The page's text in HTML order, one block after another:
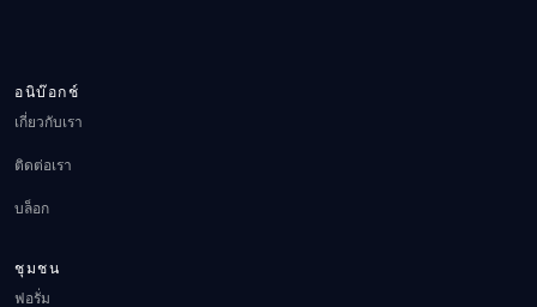
อนิบ๊อกช์
เกี่ยวกับเรา
ติดต่อเรา
บล็อก
ชุมชน
ฟอรั่ม